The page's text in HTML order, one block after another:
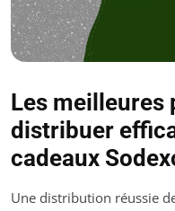
Les meilleures
distribuer
cadeaux
Une distribution réussie